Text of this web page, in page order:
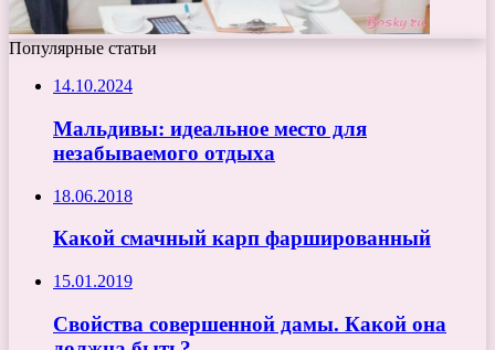
Популярные статьи
14.10.2024
Мальдивы: идеальное место для
незабываемого отдыха
18.06.2018
Какой смачный карп фаршированный
15.01.2019
Свойства совершенной дамы. Какой она